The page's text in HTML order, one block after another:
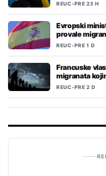
REUC•PRE 23 H
Evropski
provale
REUC•PRE 1 D
Francuske
migranata
REUC•PRE 2 D